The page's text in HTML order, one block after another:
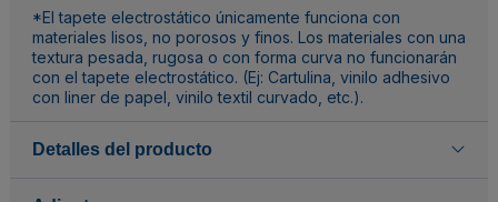
*El tapete electrostático únicamente funciona con
materiales lisos, no porosos y finos. Los materiales con una
textura pesada, rugosa o con forma curva no funcionarán
con el tapete electrostático. (Ej: Cartulina, vinilo adhesivo
con liner de papel, vinilo textil curvado, etc.).
Detalles del producto